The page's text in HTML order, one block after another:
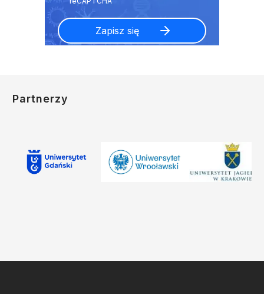
Partnerzy